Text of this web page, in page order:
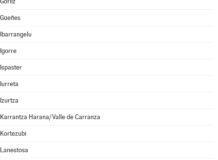
Güeñes
Ibarrangelu
Igorre
Ispaster
Iurreta
Izurtza
Karrantza Harana/Valle de Carranza
Kortezubi
Lanestosa